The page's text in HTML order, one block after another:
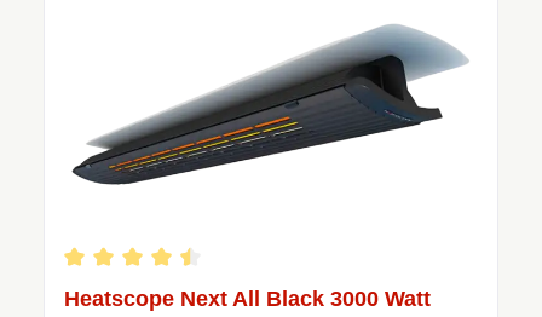
Note moyenne de 4.59 sur 5 étoiles
Heatscope Next All Black 3000 Watt